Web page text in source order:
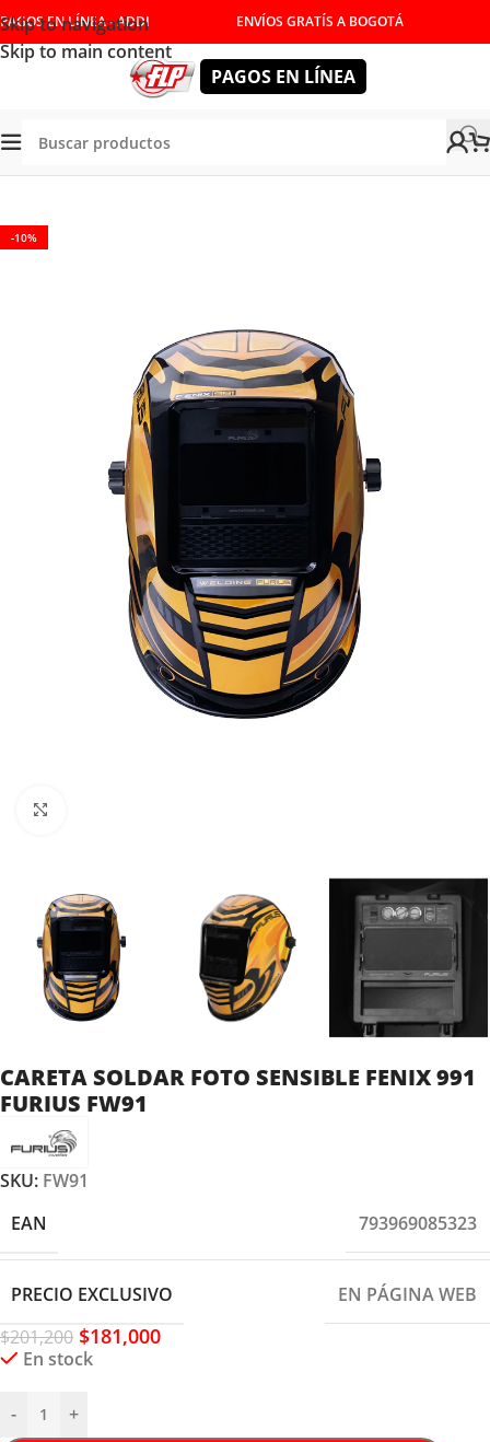
Skip to navigation
Skip to main content
PAGOS EN LÍNEA - ADDI ENVÍOS GRATÍS A BOGOTÁ
PAGOS EN LÍNEA
DE PROTECCIÓN PERSONAL CARETAS PARA SOLDAR
-10%
CARETA SOLDAR FOTO SENSIBLE FENIX 991
FURIUS FW91
SKU: FW91
EAN
793969085323
PRECIO EXCLUSIVO
EN PÁGINA WEB
$201,200 $181,000
En stock
- +